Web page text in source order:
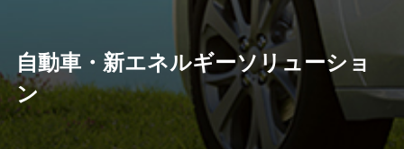
自動車・新エネルギーソリューショ
ン